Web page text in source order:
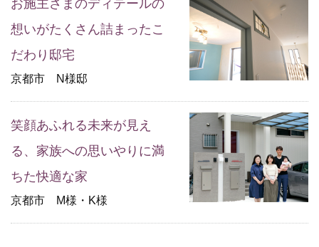
お施主さまのディテールの
想いがたくさん詰まったこ
だわり邸宅
京都市 N様邸
笑顔あふれる未来が見え
る、家族への思いやりに満
ちた快適な家
京都市 M様・K様